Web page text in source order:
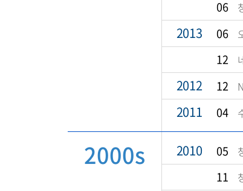
06
2013 06
12
2012 12
2011 04
2000s 2010 05
11